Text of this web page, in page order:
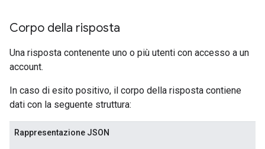
Corpo della risposta
Una risposta contenente uno o più utenti con accesso a un
account.
In caso di esito positivo, il corpo della risposta contiene
dati con la seguente struttura:
Rappresentazione JSON